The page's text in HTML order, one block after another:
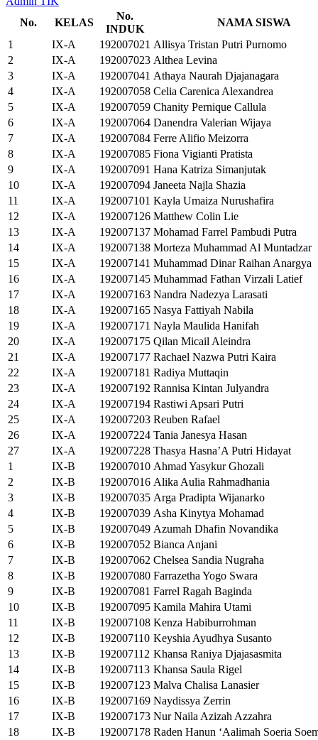
No.
KELAS
No.
INDUK
NAMA SISWA
1
IX-A 192007021 Allisya Tristan Putri Purnomo
2
IX-A 192007023 Althea Levina
3
IX-A 192007041 Athaya Naurah Djajanagara
4
IX-A 192007058 Celia Carenica Alexandrea
5
IX-A 192007059 Chanity Pernique Callula
6
IX-A 192007064 Danendra Valerian Wijaya
7
IX-A 192007084 Ferre Alifio Meizorra
8
IX-A 192007085 Fiona Vigianti Pratista
9
IX-A 192007091 Hana Katriza Simanjutak
10
IX-A 192007094 Janeeta Najla Shazia
11
IX-A 192007101 Kayla Umaiza Nurushafira
12
IX-A 192007126 Matthew Colin Lie
13
IX-A 192007137 Mohamad Farrel Pambudi Putra
14
IX-A 192007138 Morteza Muhammad Al Muntadzar
15
IX-A 192007141 Muhammad Dinar Raihan Anargya
16
IX-A 192007145 Muhammad Fathan Virzali Latief
17
IX-A 192007163 Nandra Nadezya Larasati
18
IX-A 192007165 Nasya Fattiyah Nabila
19
IX-A 192007171 Nayla Maulida Hanifah
20
IX-A 192007175 Qilan Micail Aleindra
21
IX-A 192007177 Rachael Nazwa Putri Kaira
22
IX-A 192007181 Radiya Muttaqin
23
IX-A 192007192 Rannisa Kintan Julyandra
24
IX-A 192007194 Rastiwi Apsari Putri
25
IX-A 192007203 Reuben Rafael
26
IX-A 192007224 Tania Janesya Hasan
27
IX-A 192007228 Thasya Hasna’A Putri Hidayat
1
IX-B 192007010 Ahmad Yasykur Ghozali
2
IX-B 192007016 Alika Aulia Rahmadhania
3
IX-B 192007035 Arga Pradipta Wijanarko
4
IX-B 192007039 Asha Kinytya Mohamad
5
IX-B 192007049 Azumah Dhafin Novandika
6
IX-B 192007052 Bianca Anjani
7
IX-B 192007062 Chelsea Sandia Nugraha
8
IX-B 192007080 Farrazetha Yogo Swara
9
IX-B 192007081 Farrel Ragah Baginda
10
IX-B 192007095 Kamila Mahira Utami
11
IX-B 192007108 Kenza Habiburrohman
12
IX-B 192007110 Keyshia Ayudhya Susanto
13
IX-B 192007112 Khansa Raniya Djajasasmita
14
IX-B 192007113 Khansa Saula Rigel
15
IX-B 192007123 Malva Chalisa Lanasier
16
IX-B 192007169 Naydissya Zerrin
17
IX-B 192007173 Nur Naila Azizah Azzahra
18
IX-B 192007178 Raden Hanun ‘Aalimah Soeria